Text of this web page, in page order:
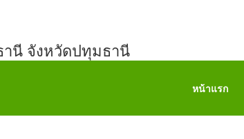
านี จังหวัดปทุมธานี
หน้าแรก